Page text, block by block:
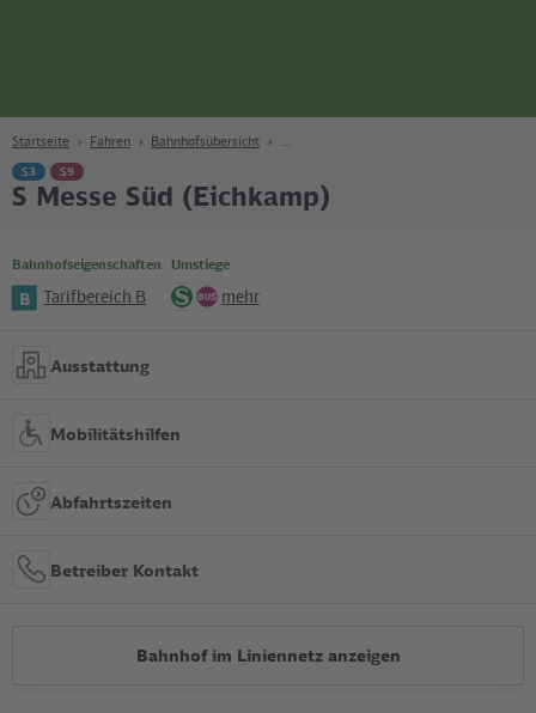
Startseite Fahren Bahnhofsübersicht
S3 S9
S Messe Süd (Eichkamp)
Bahnhofseigenschaften
B Tarifbereich B
Umstiege
mehr
Ausstattung
Mobilitätshilfen
Abfahrtszeiten
Betreiber Kontakt
Bahnhof im Liniennetz anzeigen